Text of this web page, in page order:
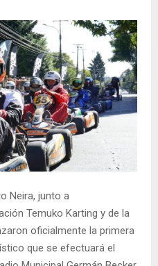
Neira, junto a
Temuko Karting y de la
oficialmente la primera
que se efectuará el